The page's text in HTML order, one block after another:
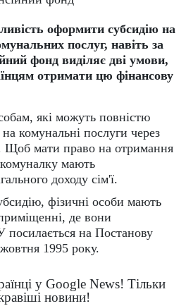
оформити субсидію на
послуг, навіть за
фонд виділяє дві умови,
отримати цю фінансову
які можуть повністю
комунальні послуги через
Щоб мати право на отримання
мають
доходу сім'ї.
фізичні особи мають
де вони
на Постанову
1995 року.
у Google News! Тільки
новини!